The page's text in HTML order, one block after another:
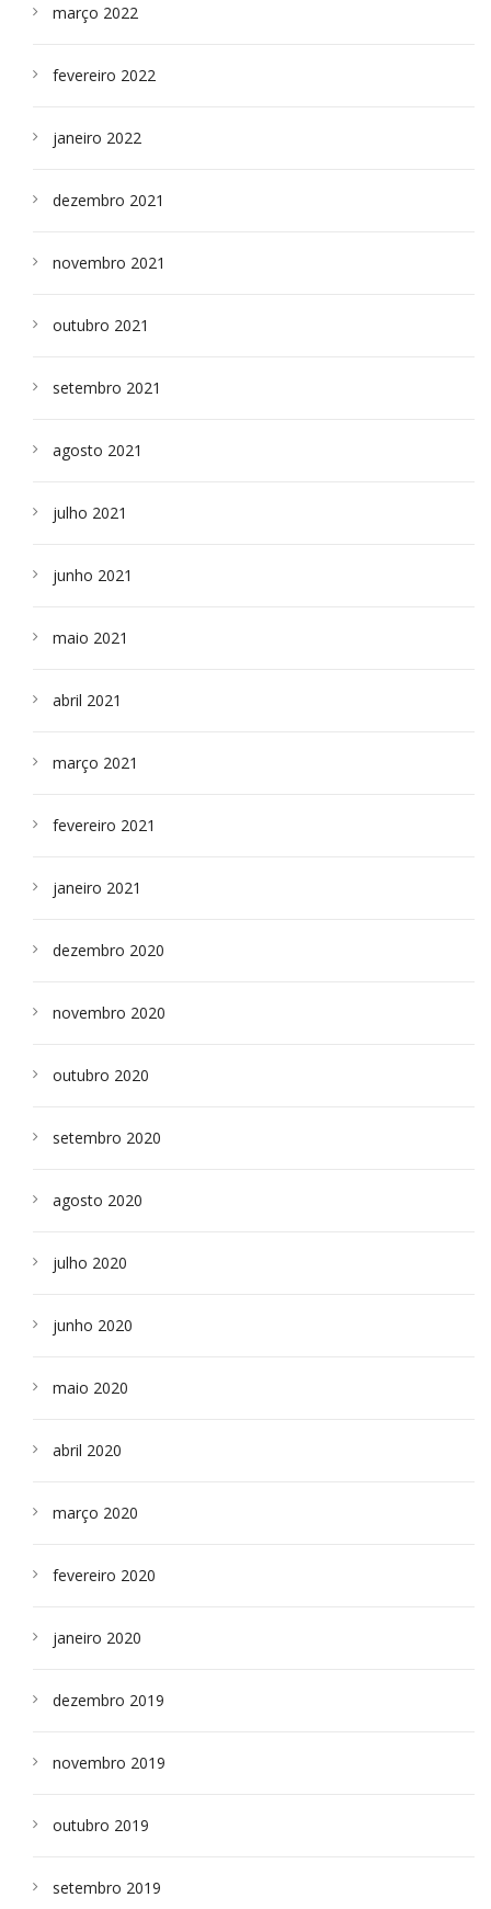
março 2022
fevereiro 2022
janeiro 2022
dezembro 2021
novembro 2021
outubro 2021
setembro 2021
agosto 2021
julho 2021
junho 2021
maio 2021
abril 2021
março 2021
fevereiro 2021
janeiro 2021
dezembro 2020
novembro 2020
outubro 2020
setembro 2020
agosto 2020
julho 2020
junho 2020
maio 2020
abril 2020
março 2020
fevereiro 2020
janeiro 2020
dezembro 2019
novembro 2019
outubro 2019
setembro 2019